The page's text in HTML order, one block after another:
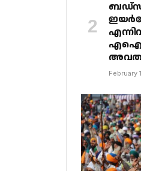
ബഡ്‌സ്
എഐ
February